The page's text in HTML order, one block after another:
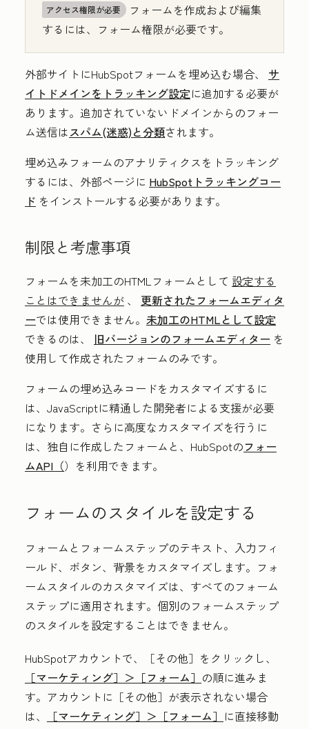
アクセス権限が必要
フォームを作成および編集
するには、フォーム権限が必要です。
外部サイトにHubSpotフォームを埋め込む場合、 サ
イトドメインをトラッキング設定に追加する必要が
あります。 追加されていないドメインからのフォー
ム送信はスパム(迷惑)と分類されます。
埋め込みフォームのアナリティクスをトラッキング
するには、 外部ページに HubSpot トラッキングコー
ド をインストールする必要があります。
制限と考慮事項
フォームを未加工のHTMLフォームとして 設定する
ことはできませんが 、 更新されたフォームエディタ
ーでは使用できません。 未加工のHTMLとして設定
できるのは、 旧バージョンのフォームエディター を
使用して作成されたフォームのみです。
フォームの埋め込みコードをカスタマイズするに
は、JavaScriptに精通した開発者による支援が必要
になります。さらに高度なカスタマイズを行うに
は、独自に作成したフォームと、HubSpotのフォー
ムAPI（）を利用できます。
フォームのスタイルを設定する
フォームとフォームステップのテキスト、入力フィ
ールド、ボタン、背景をカスタマイズします。フォ
ームスタイルのカスタマイズは、すべてのフォーム
ステップに適用されます。個別のフォームステップ
のスタイルを設定することはできません。
HubSpotアカウントで、
［その他］をクリックし、
［マーケティング］＞ ［フォーム］ の順に進みま
す。アカウントに ［その他］が表示されない場合
は、
［マーケティング］＞ ［フォーム］ に直接移動